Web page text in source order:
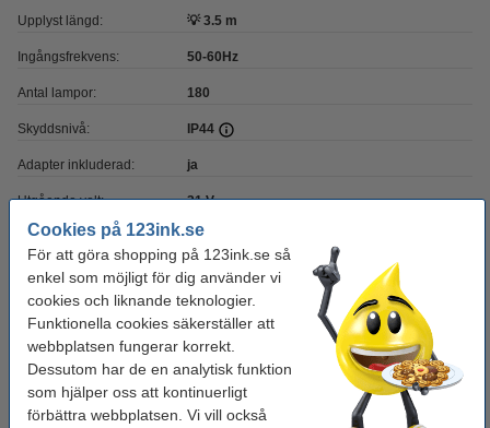
Cookies på 123ink.se
För att göra shopping på 123ink.se så
enkel som möjligt för dig använder vi
cookies och liknande teknologier.
Funktionella cookies säkerställer att
webbplatsen fungerar korrekt.
Dessutom har de en analytisk funktion
som hjälper oss att kontinuerligt
förbättra webbplatsen. Vi vill också
Upplyst längd: 💡 3.5 m
Ingångsfrekvens: 50-60Hz
Antal lampor: 180
Skyddsnivå: IP44
Adapter inkluderad: ja
Utgående volt: 31 V
Timer: ja, 8 timmar
Vårt artikelnr: LDR07008
Glöm inte att beställa grenuttag och förlängningskabel!
Grenuttag 2m | 5 uttag + USB | svart | 123ink
215 kr